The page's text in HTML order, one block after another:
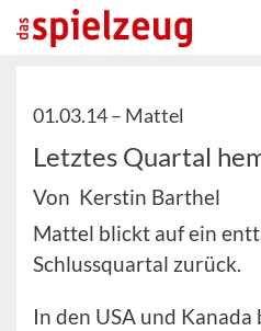
01.03.14 – Mattel
Letztes Quartal
Von Kerstin Barthel
Mattel blickt auf ein
Schlussquartal zurück.
In den USA und